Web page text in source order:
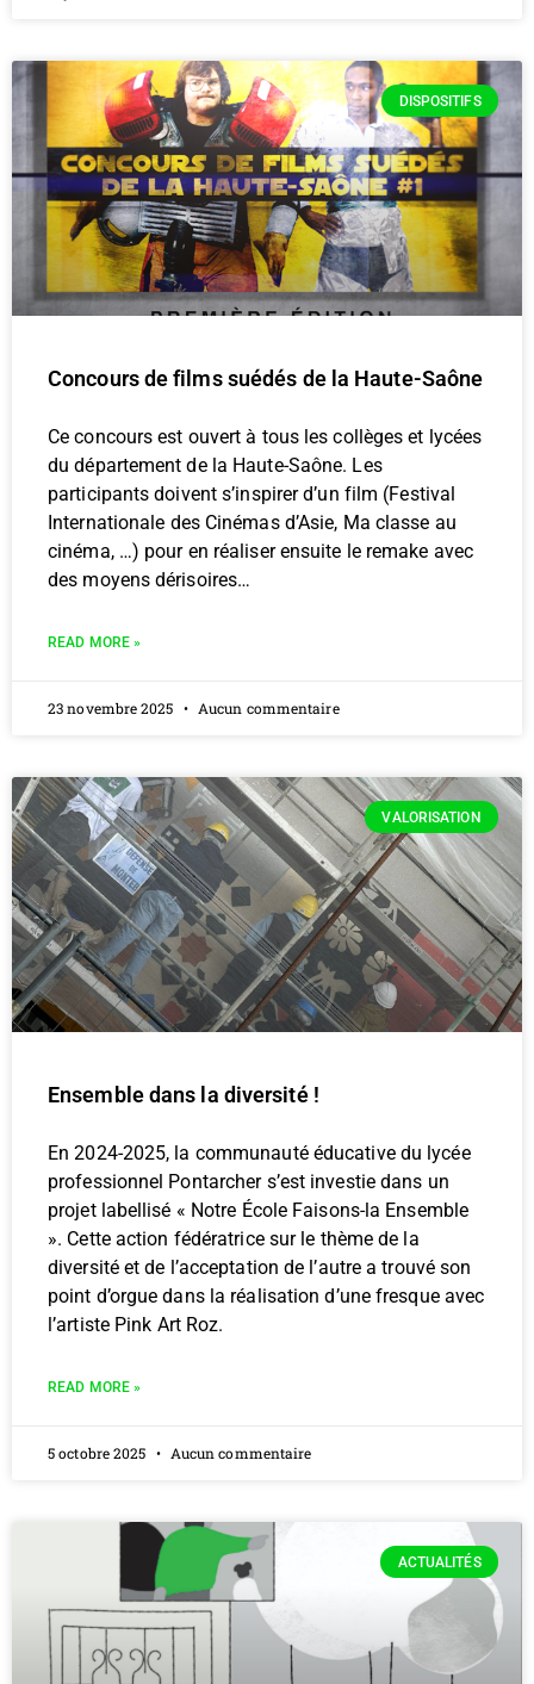
DISPOSITIFS
Concours de films suédés de la Haute-Saône
Ce concours est ouvert à tous les collèges et lycées
du département de la Haute-Saône. Les
participants doivent s’inspirer d’un film (Festival
Internationale des Cinémas d’Asie, Ma classe au
cinéma, …) pour en réaliser ensuite le remake avec
des moyens dérisoires…
READ MORE »
23 novembre 2025 Aucun commentaire
VALORISATION
Ensemble dans la diversité !
En 2024-2025, la communauté éducative du lycée
professionnel Pontarcher s’est investie dans un
projet labellisé « Notre École Faisons-la Ensemble
». Cette action fédératrice sur le thème de la
diversité et de l’acceptation de l’autre a trouvé son
point d’orgue dans la réalisation d’une fresque avec
l’artiste Pink Art Roz.
READ MORE »
5 octobre 2025 Aucun commentaire
ACTUALITÉS